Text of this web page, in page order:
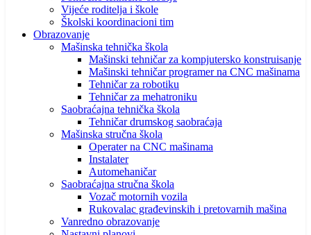
Vijeće roditelja i škole
Školski koordinacioni tim
Obrazovanje
Mašinska tehnička škola
Mašinski tehničar za kompjutersko konstruisanje
Mašinski tehničar programer na CNC mašinama
Tehničar za robotiku
Tehničar za mehatroniku
Saobraćajna tehnička škola
Tehničar drumskog saobraćaja
Mašinska stručna škola
Operater na CNC mašinama
Instalater
Automehaničar
Saobraćajna stručna škola
Vozač motornih vozila
Rukovalac građevinskih i pretovarnih mašina
Vanredno obrazovanje